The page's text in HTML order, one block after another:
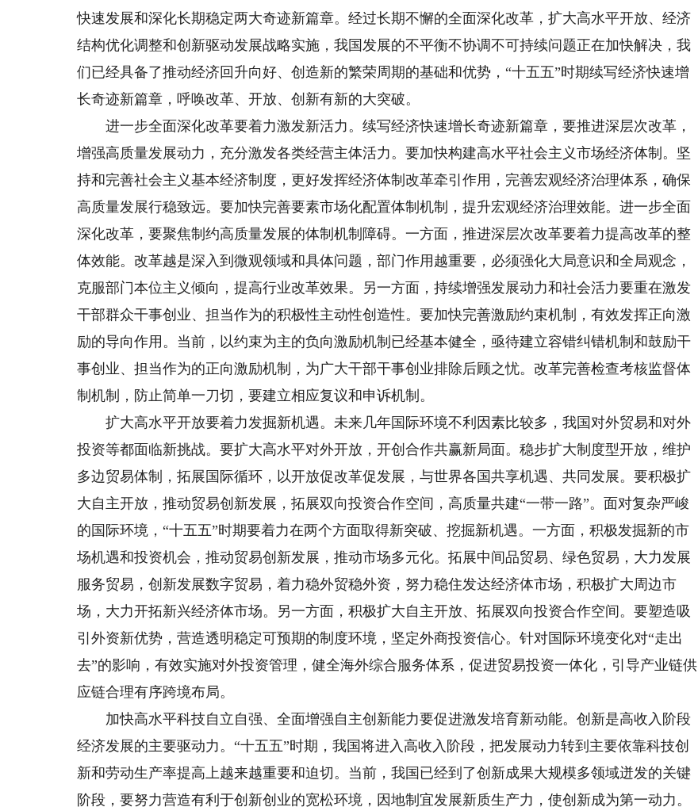
快速发展和深化长期稳定两大奇迹新篇章。经过长期不懈的全面深化改革，扩大高水平开放、经济
结构优化调整和创新驱动发展战略实施，我国发展的不平衡不协调不可持续问题正在加快解决，我
们已经具备了推动经济回升向好、创造新的繁荣周期的基础和优势，“十五五”时期续写经济快速增
长奇迹新篇章，呼唤改革、开放、创新有新的大突破。
进一步全面深化改革要着力激发新活力。续写经济快速增长奇迹新篇章，要推进深层次改革，
增强高质量发展动力，充分激发各类经营主体活力。要加快构建高水平社会主义市场经济体制。坚
持和完善社会主义基本经济制度，更好发挥经济体制改革牵引作用，完善宏观经济治理体系，确保
高质量发展行稳致远。要加快完善要素市场化配置体制机制，提升宏观经济治理效能。进一步全面
深化改革，要聚焦制约高质量发展的体制机制障碍。一方面，推进深层次改革要着力提高改革的整
体效能。改革越是深入到微观领域和具体问题，部门作用越重要，必须强化大局意识和全局观念，
克服部门本位主义倾向，提高行业改革效果。另一方面，持续增强发展动力和社会活力要重在激发
干部群众干事创业、担当作为的积极性主动性创造性。要加快完善激励约束机制，有效发挥正向激
励的导向作用。当前，以约束为主的负向激励机制已经基本健全，亟待建立容错纠错机制和鼓励干
事创业、担当作为的正向激励机制，为广大干部干事创业排除后顾之忧。改革完善检查考核监督体
制机制，防止简单一刀切，要建立相应复议和申诉机制。
扩大高水平开放要着力发掘新机遇。未来几年国际环境不利因素比较多，我国对外贸易和对外
投资等都面临新挑战。要扩大高水平对外开放，开创合作共赢新局面。稳步扩大制度型开放，维护
多边贸易体制，拓展国际循环，以开放促改革促发展，与世界各国共享机遇、共同发展。要积极扩
大自主开放，推动贸易创新发展，拓展双向投资合作空间，高质量共建“一带一路”。面对复杂严峻
的国际环境，“十五五”时期要着力在两个方面取得新突破、挖掘新机遇。一方面，积极发掘新的市
场机遇和投资机会，推动贸易创新发展，推动市场多元化。拓展中间品贸易、绿色贸易，大力发展
服务贸易，创新发展数字贸易，着力稳外贸稳外资，努力稳住发达经济体市场，积极扩大周边市
场，大力开拓新兴经济体市场。另一方面，积极扩大自主开放、拓展双向投资合作空间。要塑造吸
引外资新优势，营造透明稳定可预期的制度环境，坚定外商投资信心。针对国际环境变化对“走出
去”的影响，有效实施对外投资管理，健全海外综合服务体系，促进贸易投资一体化，引导产业链供
应链合理有序跨境布局。
加快高水平科技自立自强、全面增强自主创新能力要促进激发培育新动能。创新是高收入阶段
经济发展的主要驱动力。“十五五”时期，我国将进入高收入阶段，把发展动力转到主要依靠科技创
新和劳动生产率提高上越来越重要和迫切。当前，我国已经到了创新成果大规模多领域迸发的关键
阶段，要努力营造有利于创新创业的宽松环境，因地制宜发展新质生产力，使创新成为第一动力。